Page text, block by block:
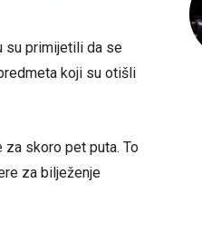
su primijetili da se
koji su otišli
skoro pet puta. To
za bilježenje